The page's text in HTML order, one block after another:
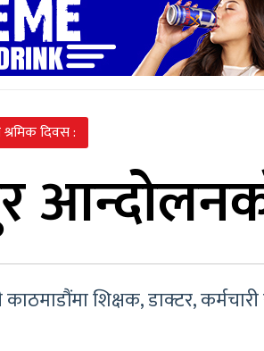
श्रमिक दिवस :
शिक्षक, डाक्टर,